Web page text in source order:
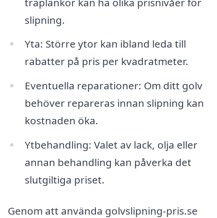
slipning.
Yta: Större ytor kan ibland leda till
rabatter på pris per kvadratmeter.
Eventuella reparationer: Om ditt golv
behöver repareras innan slipning kan
kostnaden öka.
Ytbehandling: Valet av lack, olja eller
annan behandling kan påverka det
slutgiltiga priset.
Genom att använda golvslipning-pris.se